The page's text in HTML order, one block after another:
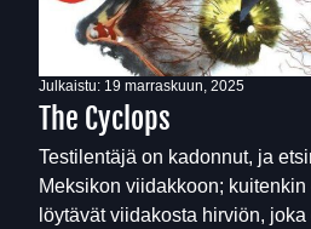
Julkaistu: 19 marraskuun, 2025
The Cyclops
Testilentäjä on kadonnut, ja
Meksikon viidakkoon;
löytävät viidakosta hirviön,